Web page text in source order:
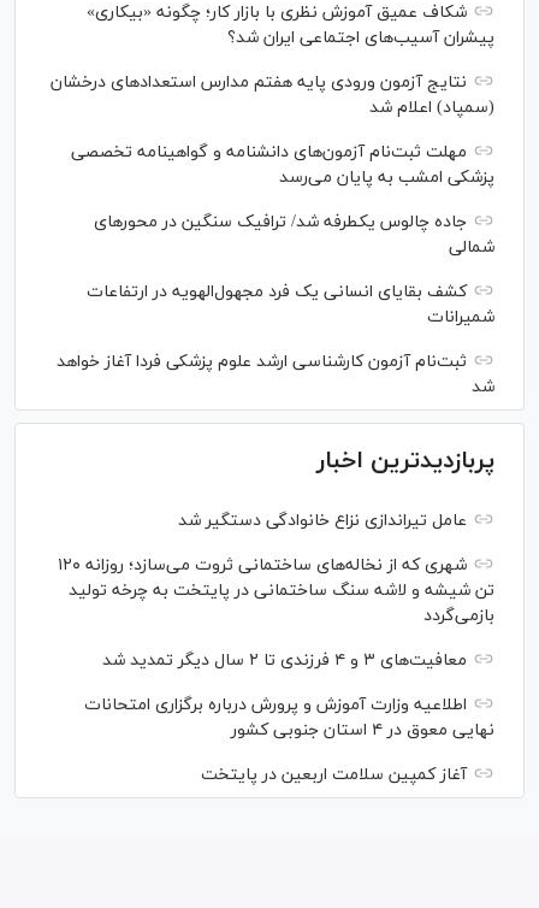
شکاف عمیق آموزش نظری با بازار کار؛ چگونه «بیکاری»
پیشران آسیب‌های اجتماعی ایران شد؟
نتایج آزمون ورودی پایه هفتم مدارس استعدادهای درخشان
(سمپاد) اعلام شد
مهلت ثبت‌نام آزمون‌های دانشنامه و گواهینامه تخصصی
پزشکی امشب به پایان می‌رسد
جاده چالوس یکطرفه شد/ ترافیک سنگین در محورهای
شمالی
کشف بقایای انسانی یک فرد مجهول‌الهویه در ارتفاعات
شمیرانات
ثبت‌نام آزمون کارشناسی ارشد علوم پزشکی فردا آغاز خواهد
شد
پربازدیدترین اخبار
عامل تیراندازی نزاع خانوادگی دستگیر شد
شهری که از نخاله‌های ساختمانی ثروت می‌سازد؛ روزانه ۱۲۰
تن شیشه و لاشه سنگ ساختمانی در پایتخت به چرخه تولید
بازمی‌گردد
معافیت‌های ۳ و ۴ فرزندی تا ۲ سال دیگر تمدید شد
اطلاعیه وزارت آموزش و پرورش درباره برگزاری امتحانات
نهایی معوق در ۴ استان جنوبی کشور
آغاز کمپین سلامت اربعین در پایتخت